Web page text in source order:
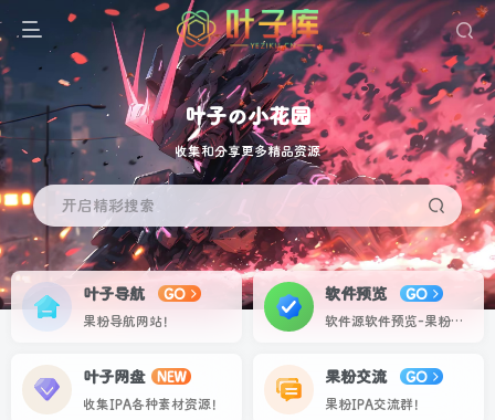
叶子の小花园
收集和分享更多精品资源
开启精彩搜索
叶子导航 GO
果粉导航网站！
软件预览 GO
软件源软件预览-果粉资源下载签名定制站！个人证书20起稳定不掉签！
叶子网盘 NEW
收集IPA各种素材资源！
果粉交流 GO
果粉IPA交流群！
请严格遵守法律法规、文明守法！